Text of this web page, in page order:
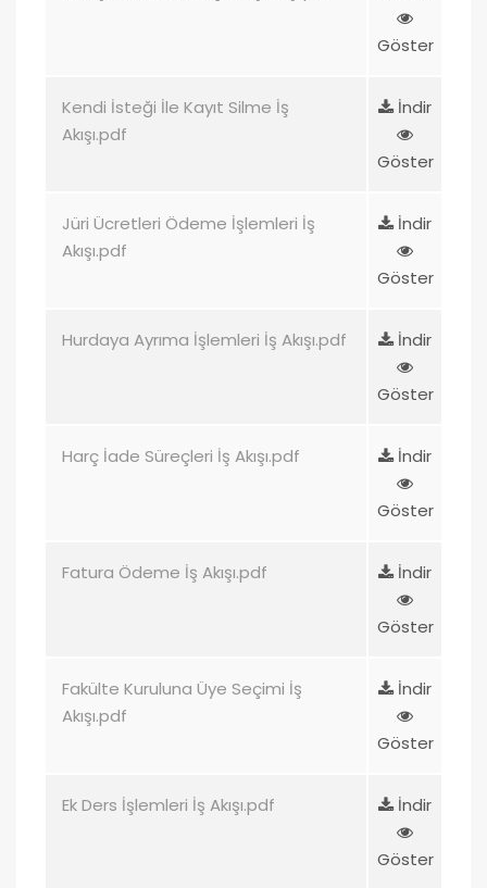
Göster
Kendi İsteği İle Kayıt Silme İş
Akışı.pdf
İndir
Göster
Jüri Ücretleri Ödeme İşlemleri İş
Akışı.pdf
İndir
Göster
Hurdaya Ayrıma İşlemleri İş Akışı.pdf İndir
Göster
Harç İade Süreçleri İş Akışı.pdf İndir
Göster
Fatura Ödeme İş Akışı.pdf İndir
Göster
Fakülte Kuruluna Üye Seçimi İş
Akışı.pdf
İndir
Göster
Ek Ders İşlemleri İş Akışı.pdf İndir
Göster